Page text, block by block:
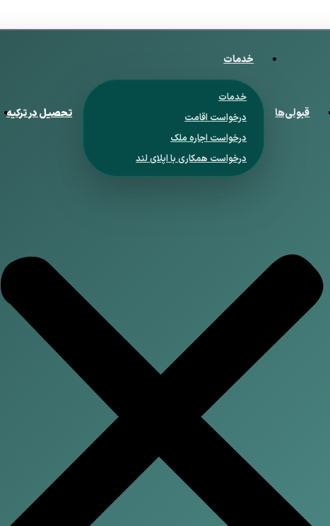
قبولی‌ها
خدمات
خدمات
درخواست اقامت
درخواست اجاره ملک
درخواست همکاری با اپلای لند
تحصیل در ترکیه